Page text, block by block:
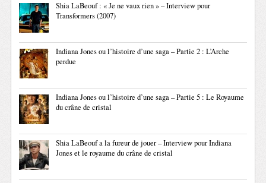
Shia LaBeouf : « Je ne vaux rien » – Interview pour
Transformers (2007)
Indiana Jones ou l’histoire d’une saga – Partie 2 : L’Arche
perdue
Indiana Jones ou l’histoire d’une saga – Partie 5 : Le Royaume
du crâne de cristal
Shia LaBeouf a la fureur de jouer – Interview pour Indiana
Jones et le royaume du crâne de cristal